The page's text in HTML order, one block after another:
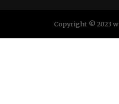
Copyright © 2023